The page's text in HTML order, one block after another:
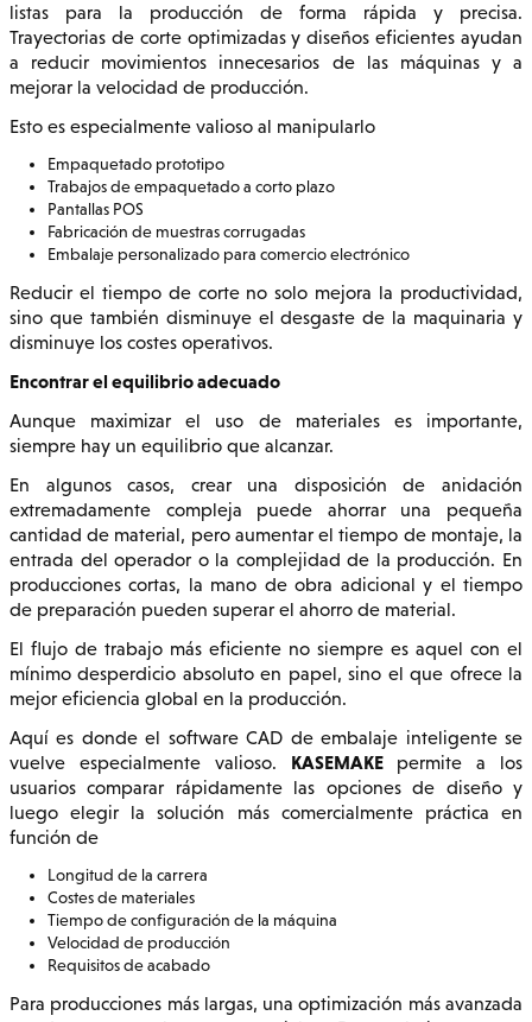
listas para la producción de forma rápida y precisa.
Trayectorias de corte optimizadas y diseños eficientes ayudan
a reducir movimientos innecesarios de las máquinas y a
mejorar la velocidad de producción.
Esto es especialmente valioso al manipularlo
Empaquetado prototipo
Trabajos de empaquetado a corto plazo
Pantallas POS
Fabricación de muestras corrugadas
Embalaje personalizado para comercio electrónico
Reducir el tiempo de corte no solo mejora la productividad,
sino que también disminuye el desgaste de la maquinaria y
disminuye los costes operativos.
Encontrar el equilibrio adecuado
Aunque maximizar el uso de materiales es importante,
siempre hay un equilibrio que alcanzar.
En algunos casos, crear una disposición de anidación
extremadamente compleja puede ahorrar una pequeña
cantidad de material, pero aumentar el tiempo de montaje, la
entrada del operador o la complejidad de la producción. En
producciones cortas, la mano de obra adicional y el tiempo
de preparación pueden superar el ahorro de material.
El flujo de trabajo más eficiente no siempre es aquel con el
mínimo desperdicio absoluto en papel, sino el que ofrece la
mejor eficiencia global en la producción.
Aquí es donde el software CAD de embalaje inteligente se
vuelve especialmente valioso. KASEMAKEpermite a los
usuarios comparar rápidamente las opciones de diseño y
luego elegir la solución más comercialmente práctica en
función de
Longitud de la carrera
Costes de materiales
Tiempo de configuración de la máquina
Velocidad de producción
Requisitos de acabado
Para producciones más largas, una optimización más avanzada